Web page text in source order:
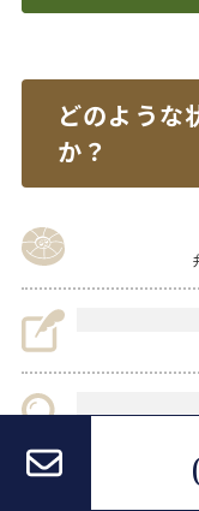
どのような
か？